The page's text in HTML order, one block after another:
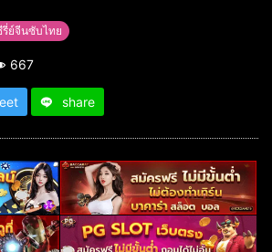
รี่ย์จีนซับไทย
667
share